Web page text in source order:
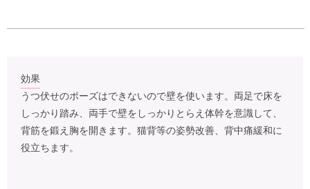
効果
うつ伏せのポーズはできないので壁を使います。両足で床を
しっかり踏み、両手で壁をしっかりとらえ体幹を意識して、
背筋を鍛え胸を開きます。猫背等の姿勢改善、背中痛緩和に
役立ちます。